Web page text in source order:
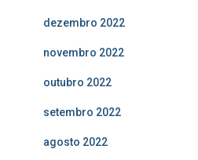
dezembro 2022
novembro 2022
outubro 2022
setembro 2022
agosto 2022